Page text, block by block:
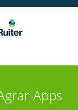
Apps